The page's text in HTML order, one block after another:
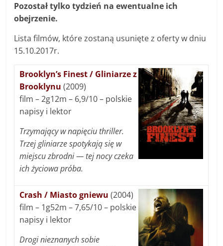
Pozostał tylko tydzień na ewentualne ich
obejrzenie.
Lista filmów, które zostaną usunięte z oferty w dniu
15.10.2017r.
Brooklyn’s Finest / Gliniarze z
Brooklynu (2009)
film – 2g12m – 6,9/10 – polskie
napisy i lektor
Trzymający w napięciu thriller.
Trzej gliniarze spotykają się w
miejscu zbrodni — tej nocy czeka
ich życiowa próba.
Crash / Miasto gniewu (2004)
film – 1g52m – 7,65/10 – polskie
napisy i lektor
Drogi nieznanych sobie